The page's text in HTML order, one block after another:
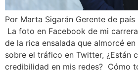
Por Marta Sigarán Gerente de país
La foto en Facebook de mi
de la rica ensalada que almorcé
sobre el tráfico en Twitter, ¿Están
credibilidad en mis redes? Cómo